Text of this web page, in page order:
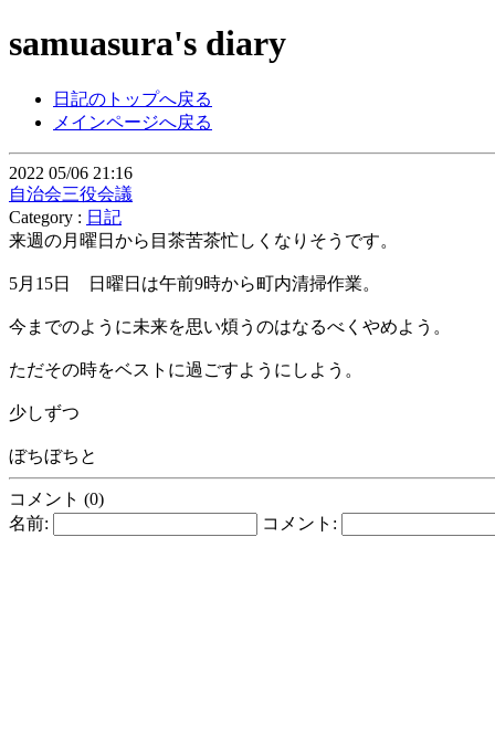
samuasura's diary
日記のトップへ戻る
メインページへ戻る
2022 05/06 21:16
自治会三役会議
Category : 日記
来週の月曜日から目茶苦茶忙しくなりそうです。
5月15日 日曜日は午前9時から町内清掃作業。
今までのように未来を思い煩うのはなるべくやめよう。
ただその時をベストに過ごすようにしよう。
少しずつ
ぼちぼちと
コメント (0)
名前:
コメント: